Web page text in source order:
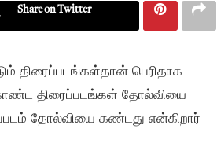
Share on Twitter
திரைப்படங்கள்தான் பெரிதாக
திரைப்படங்கள் தோல்வியை
தோல்வியை கண்டது என்கிறார்